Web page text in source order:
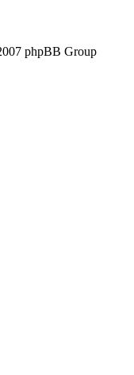
phpBB Group